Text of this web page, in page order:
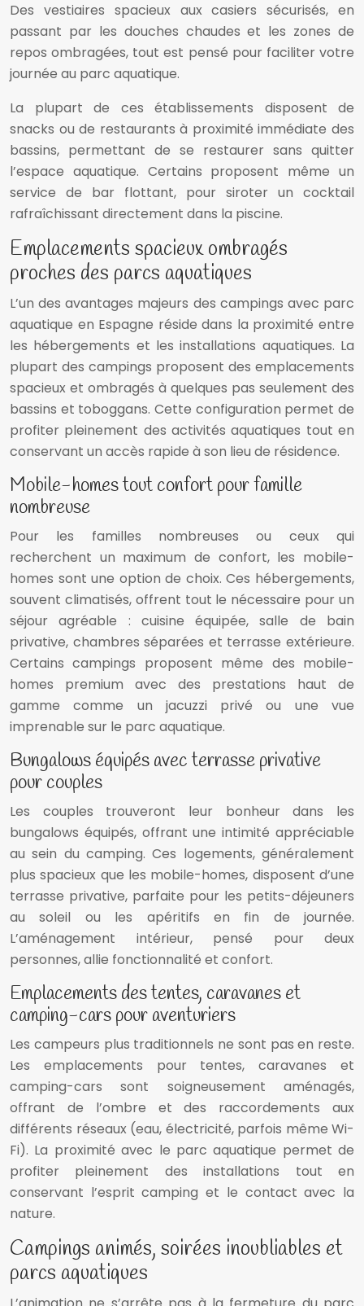
Des vestiaires spacieux aux casiers sécurisés, en
passant par les douches chaudes et les zones de
repos ombragées, tout est pensé pour faciliter votre
journée au parc aquatique.
La plupart de ces établissements disposent de
snacks ou de restaurants à proximité immédiate des
bassins, permettant de se restaurer sans quitter
l’espace aquatique. Certains proposent même un
service de bar flottant, pour siroter un cocktail
rafraîchissant directement dans la piscine.
Emplacements spacieux ombragés
proches des parcs aquatiques
L’un des avantages majeurs des campings avec parc
aquatique en Espagne réside dans la proximité entre
les hébergements et les installations aquatiques. La
plupart des campings proposent des emplacements
spacieux et ombragés à quelques pas seulement des
bassins et toboggans. Cette configuration permet de
profiter pleinement des activités aquatiques tout en
conservant un accès rapide à son lieu de résidence.
Mobile-homes tout confort pour famille
nombreuse
Pour les familles nombreuses ou ceux qui
recherchent un maximum de confort, les mobile-
homes sont une option de choix. Ces hébergements,
souvent climatisés, offrent tout le nécessaire pour un
séjour agréable : cuisine équipée, salle de bain
privative, chambres séparées et terrasse extérieure.
Certains campings proposent même des mobile-
homes premium avec des prestations haut de
gamme comme un jacuzzi privé ou une vue
imprenable sur le parc aquatique.
Bungalows équipés avec terrasse privative
pour couples
Les couples trouveront leur bonheur dans les
bungalows équipés, offrant une intimité appréciable
au sein du camping. Ces logements, généralement
plus spacieux que les mobile-homes, disposent d’une
terrasse privative, parfaite pour les petits-déjeuners
au soleil ou les apéritifs en fin de journée.
L’aménagement intérieur, pensé pour deux
personnes, allie fonctionnalité et confort.
Emplacements des tentes, caravanes et
camping-cars pour aventuriers
Les campeurs plus traditionnels ne sont pas en reste.
Les emplacements pour tentes, caravanes et
camping-cars sont soigneusement aménagés,
offrant de l’ombre et des raccordements aux
différents réseaux (eau, électricité, parfois même Wi-
Fi). La proximité avec le parc aquatique permet de
profiter pleinement des installations tout en
conservant l’esprit camping et le contact avec la
nature.
Campings animés, soirées inoubliables et
parcs aquatiques